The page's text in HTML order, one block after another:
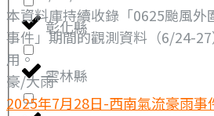
彰化縣
雲林縣
本資料庫持續收錄「0625颱風外
事件」期間的觀測資料（6/24-
用。
豪/大雨
2025年7月28日-西南氣流豪雨事